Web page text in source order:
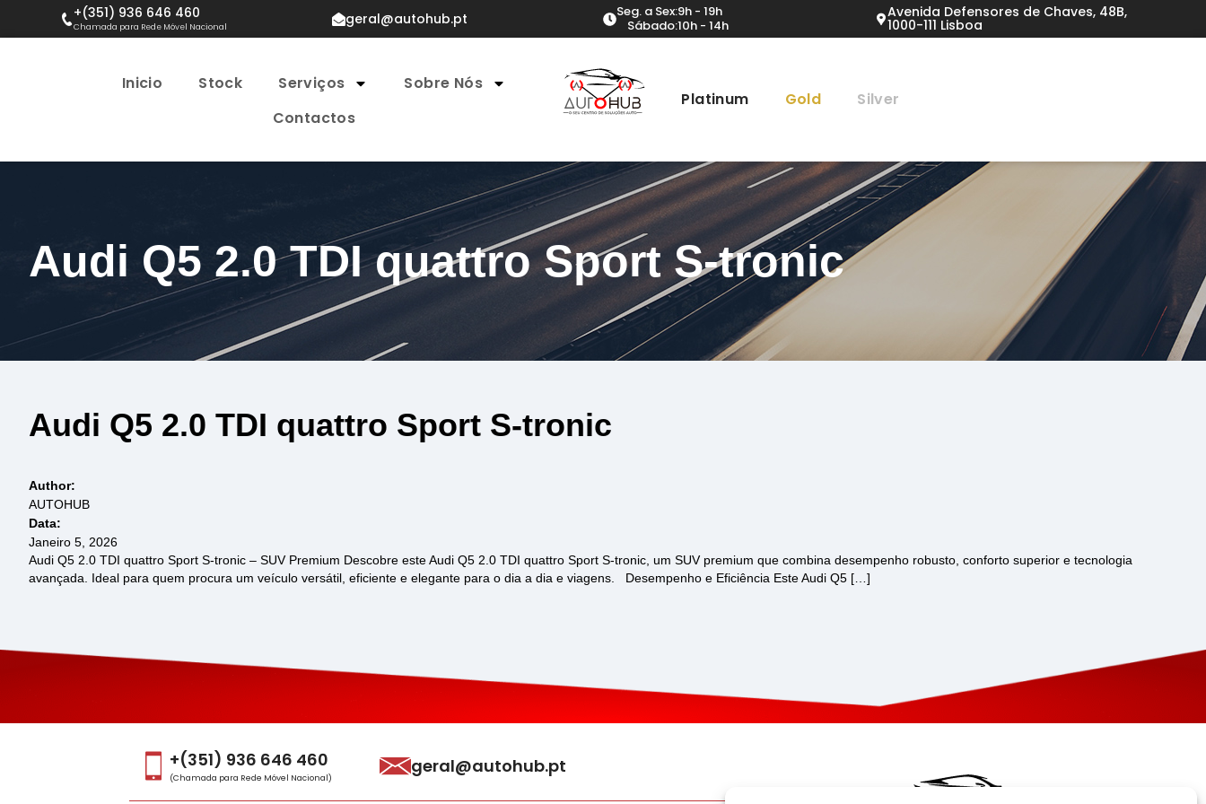
+(351) 936 646 460
Chamada para Rede Móvel Nacional geral@autohub.pt
Seg. a Sex:
Sábado:
9h - 19h
10h - 14h
Avenida Defensores de Chaves, 48B,
1000-111 Lisboa
Inicio Stock Serviços
Sobre Nós
Contactos
Platinum Gold Silver
Audi Q5 2.0 TDI quattro Sport S-tronic
Audi Q5 2.0 TDI quattro Sport S-tronic
Author:
AUTOHUB
Data:
Janeiro 5, 2026
Audi Q5 2.0 TDI quattro Sport S-tronic – SUV Premium Descobre este Audi Q5 2.0 TDI quattro Sport S-tronic, um SUV premium que combina desempenho robusto, conforto superior e tecnologia
avançada. Ideal para quem procura um veículo versátil, eficiente e elegante para o dia a dia e viagens. Desempenho e Eficiência Este Audi Q5 […]
+(351) 936 646 460
(Chamada para Rede Móvel Nacional)
geral@autohub.pt